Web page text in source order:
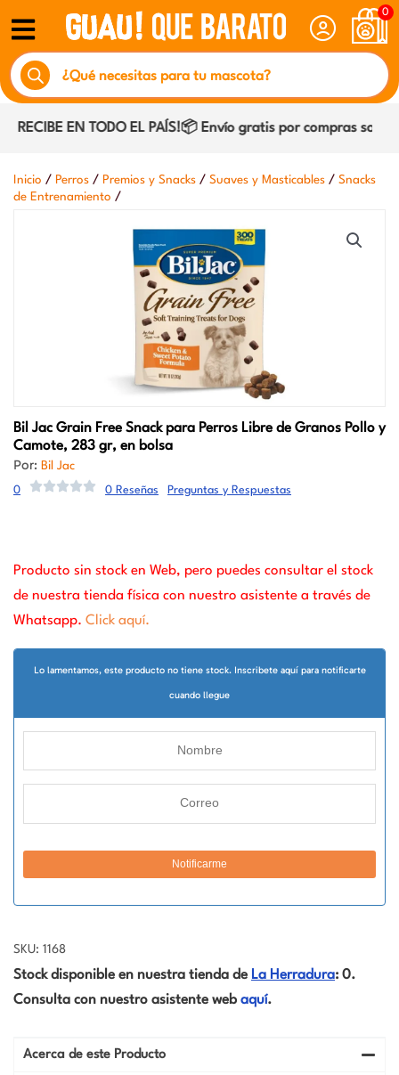
contenido
0
Búsqueda
de
productos
EN TODO EL PAÍS!📦 Envío gratis por compras sobre
Inicio / Perros / Premios y Snacks / Suaves y Masticables / Snacks
de Entrenamiento /
Bil Jac Grain Free Snack para Perros Libre de Granos Pollo y
Camote, 283 gr, en bolsa
Por: Bil Jac
0 0 Reseñas Preguntas y Respuestas
Producto sin stock en Web, pero puedes consultar el stock
de nuestra tienda física con nuestro asistente a través de
Whatsapp. Click aquí.
Lo lamentamos, este producto no tiene stock. Inscribete aquí para notificarte
cuando llegue
SKU: 1168
Stock disponible en nuestra tienda de La Herradura: 0.
Consulta con nuestro asistente web aquí.
Acerca de este Producto